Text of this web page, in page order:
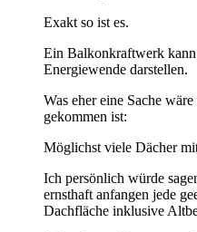
Exakt so ist es.
Ein Balkonkraftwerk kann
Energiewende darstellen.
Was eher eine Sache
gekommen ist:
Möglichst viele Dächer
Ich persönlich würde
ernsthaft anfangen jede
Dachfläche inklusive